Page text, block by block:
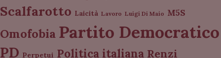
Scalfarotto Laicità Lavoro Luigi Di Maio M5S
Omofobia Partito Democratico
PD Perpetui Politica italiana Renzi